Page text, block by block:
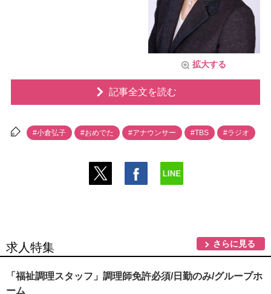
拡大する
記事全文を読む
#小倉弘子 #おめでた #アナウンサー #TBS #ラジオ
求人特集 さらに見る
「福祉調理スタッフ」調理師免許必須/日勤のみ/グループホ
ーム